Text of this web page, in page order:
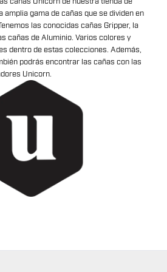
amplia gama de cañas que se dividen en
las conocidas cañas Gripper, la
cañas de Aluminio. Varios colores y
dentro de estas colecciones. Además,
podrás encontrar las cañas con las
Unicorn.